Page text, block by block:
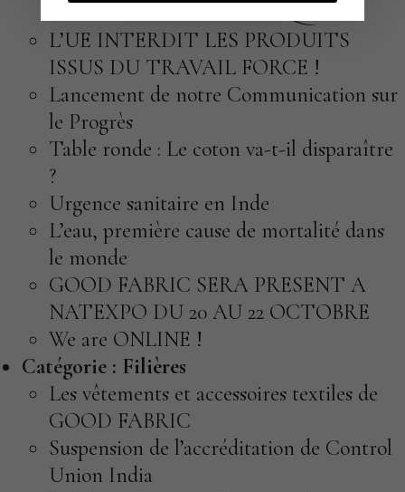
L’UE INTERDIT LES PRODUITS
ISSUS DU TRAVAIL FORCE !
Lancement de notre Communication sur
le Progrès
Table ronde : Le coton va-t-il disparaître
?
Urgence sanitaire en Inde
L’eau, première cause de mortalité dans
le monde
GOOD FABRIC SERA PRESENT A
NATEXPO DU 20 AU 22 OCTOBRE
We are ONLINE !
Catégorie : Filières
Les vêtements et accessoires textiles de
GOOD FABRIC
Suspension de l’accréditation de Control
Union India